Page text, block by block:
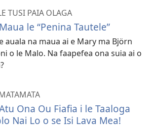
TUSI PAIA OLAGA
le “Penina Tautele”
auala na maua ai e Mary ma Björn
o le Malo. Na faapefea ona suia ai o
Ona Ou Fiafia i le Taaloga
Nai Lo o se Isi Lava Mea!